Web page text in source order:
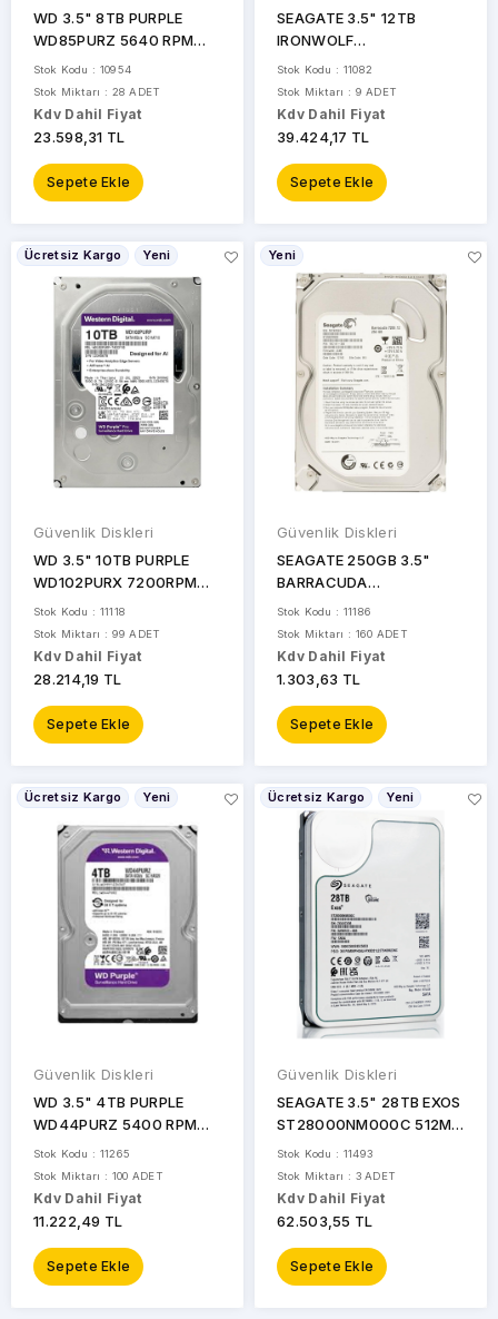
WD 3.5" 8TB PURPLE
WD85PURZ 5640 RPM
256MB SATA-3 Güvenlik
Diski
Stok Kodu : 10954
Stok Miktarı : 28 ADET
Kdv Dahil Fiyat
23.598,31 TL
Sepete Ekle
SEAGATE 3.5" 12TB
IRONWOLF
ST12000VN0008 7200
RPM 256MB SATA-3 NAS
Diski Distribütör Garantili
Stok Kodu : 11082
Stok Miktarı : 9 ADET
Kdv Dahil Fiyat
39.424,17 TL
Sepete Ekle
Ücretsiz Kargo Yeni
Güvenlik Diskleri
WD 3.5" 10TB PURPLE
WD102PURX 7200RPM
256MB SATA-3 Güvenlik
Diski
Stok Kodu : 11118
Stok Miktarı : 99 ADET
Kdv Dahil Fiyat
28.214,19 TL
Sepete Ekle
Yeni
Güvenlik Diskleri
SEAGATE 250GB 3.5"
BARRACUDA
ST250DM000 7200 RPM
16MB SATA-3 PC Diski
Stok Kodu : 11186
Stok Miktarı : 160 ADET
Kdv Dahil Fiyat
1.303,63 TL
Sepete Ekle
Ücretsiz Kargo Yeni
Güvenlik Diskleri
WD 3.5" 4TB PURPLE
WD44PURZ 5400 RPM
128MB SATA-3 Güvenlik
Diski
Stok Kodu : 11265
Stok Miktarı : 100 ADET
Kdv Dahil Fiyat
11.222,49 TL
Sepete Ekle
Ücretsiz Kargo Yeni
Güvenlik Diskleri
SEAGATE 3.5" 28TB EXOS
ST28000NM000C 512MB
7200RPM SATA-3 Nas ve
Güvenlik Diski
Stok Kodu : 11493
Stok Miktarı : 3 ADET
Kdv Dahil Fiyat
62.503,55 TL
Sepete Ekle